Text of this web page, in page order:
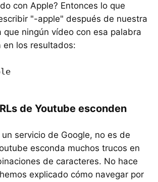
con Apple? Entonces lo que
"-apple" después de nuestra
que ningún vídeo con esa palabra
en los resultados:
de Youtube esconden
servicio de Google, no es de
esconda muchos trucos en
de caracteres. No hace
explicado cómo navegar por